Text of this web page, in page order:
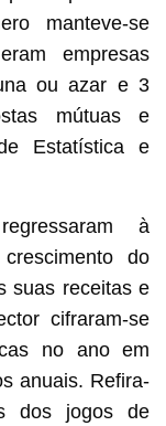
manteve-se
empresas
ou azar e 3
mútuas e
Estatística e
à
do
suas receitas e
cifraram-se
no ano em
anuais. Refira-
dos jogos de